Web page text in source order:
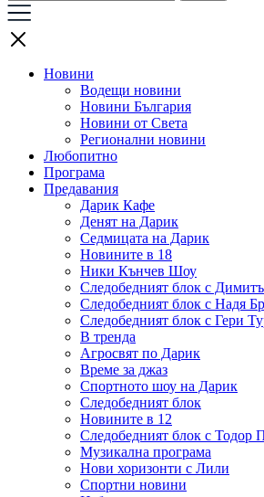
Новини
Водещи новини
Новини България
Новини от Света
Регионални новини
Любопитно
Програма
Предавания
Дарик Кафе
Денят на Дарик
Седмицата на Дарик
Новините в 18
Ники Кънчев Шоу
Следобедният блок с
Следобедният блок с Надя
Следобедният блок с Гери
В тренда
Агросвят по Дарик
Време за джаз
Спортното шоу на Дарик
Следобедният блок
Новините в 12
Следобедният блок с Тодор
Музикална програма
Нови хоризонти с Лили
Спортни новини